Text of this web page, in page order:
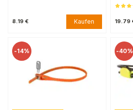
8.19 € Kaufen 19.79
-14% -40%